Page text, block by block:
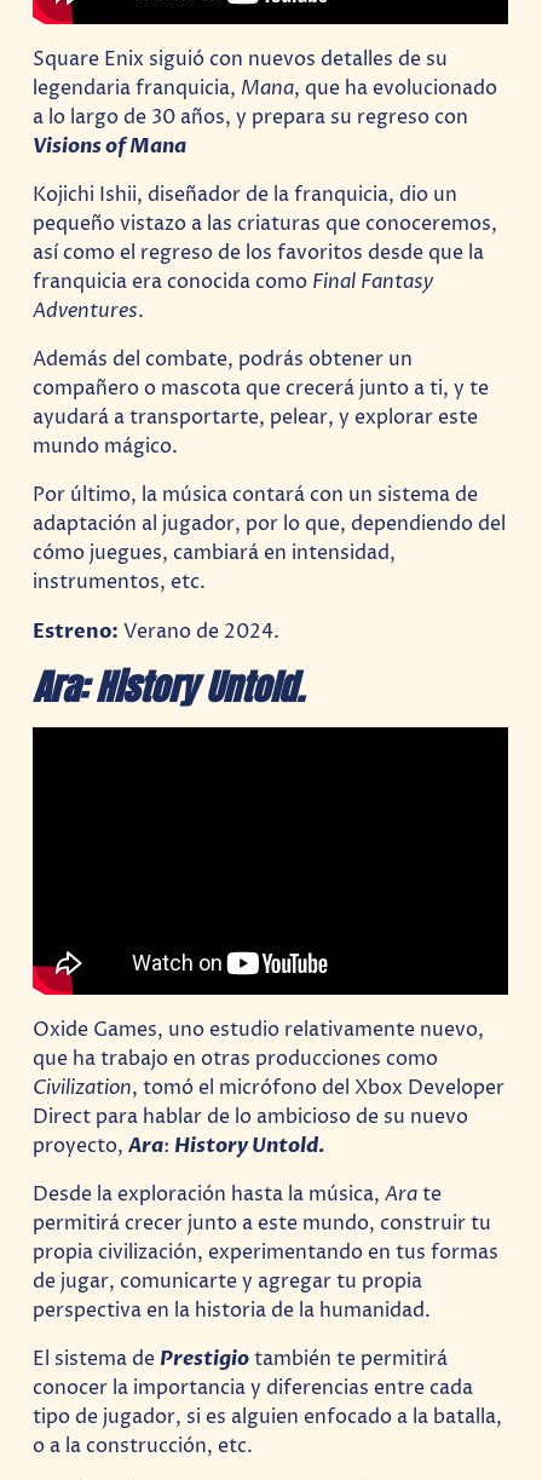
Square Enix siguió con nuevos detalles de su
legendaria franquicia, Mana, que ha evolucionado
a lo largo de 30 años, y prepara su regreso con
Visions of Mana
Kojichi Ishii, diseñador de la franquicia, dio un
pequeño vistazo a las criaturas que conoceremos,
así como el regreso de los favoritos desde que la
franquicia era conocida como Final Fantasy
Adventures.
Además del combate, podrás obtener un
compañero o mascota que crecerá junto a ti, y te
ayudará a transportarte, pelear, y explorar este
mundo mágico.
Por último, la música contará con un sistema de
adaptación al jugador, por lo que, dependiendo del
cómo juegues, cambiará en intensidad,
instrumentos, etc.
Estreno: Verano de 2024.
Ara: History Untold.
Oxide Games, uno estudio relativamente nuevo,
que ha trabajo en otras producciones como
Civilization, tomó el micrófono del Xbox Developer
Direct para hablar de lo ambicioso de su nuevo
proyecto,Ara: History Untold.
Desde la exploración hasta la música,Arate
permitirá crecer junto a este mundo, construir tu
propia civilización, experimentando en tus formas
de jugar, comunicarte y agregar tu propia
perspectiva en la historia de la humanidad.
El sistema de Prestigiotambién te permitirá
conocer la importancia y diferencias entre cada
tipo de jugador, si es alguien enfocado a la batalla,
o a la construcción, etc.